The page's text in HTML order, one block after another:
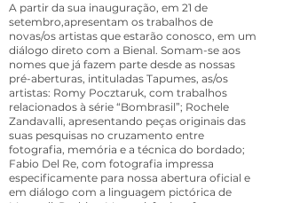
A partir da sua inauguração, em 21 de
setembro,apresentam os trabalhos de
novas/os artistas que estarão conosco, em um
diálogo direto com a Bienal. Somam-se aos
nomes que já fazem parte desde as nossas
pré-aberturas, intituladas Tapumes, as/os
artistas: Romy Pocztaruk, com trabalhos
relacionados à série “Bombrasil”; Rochele
Zandavalli, apresentando peças originais das
suas pesquisas no cruzamento entre
fotografia, memória e a técnica do bordado;
Fabio Del Re, com fotografia impressa
especificamente para nossa abertura oficial e
em diálogo com a linguagem pictórica de